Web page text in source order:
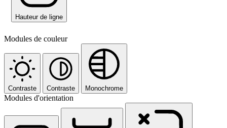
Hauteur de ligne
Modules de couleur
Contraste Contraste Monochrome
Modules d'orientation